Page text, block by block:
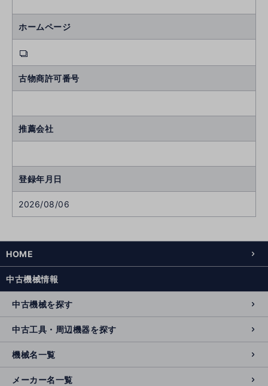
ホームページ
古物商許可番号
推薦会社
登録年月日
2026/08/06
HOME
中古機械情報
中古機械を探す
中古工具・周辺機器を探す
機械名一覧
メーカー名一覧